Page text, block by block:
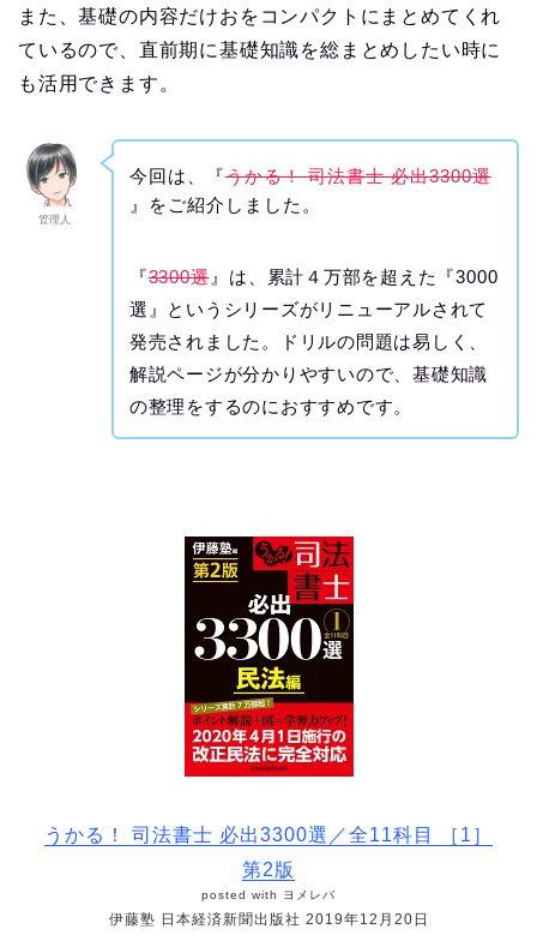
また、基礎の内容だけおをコンパクトにまとめてくれ
ているので、直前期に基礎知識を総まとめしたい時に
も活用できます。
管理人
今回は、『うかる！ 司法書士 必出3300選
』をご紹介しました。
『3300選 』は、累計４万部を超えた『3000
選』というシリーズがリニューアルされて
発売されました。ドリルの問題は易しく、
解説ページが分かりやすいので、基礎知識
の整理をするのにおすすめです。
うかる！ 司法書士 必出3300選／全11科目 ［1］
第2版
posted with ヨメレバ
伊藤塾 日本経済新聞出版社 2019年12月20日